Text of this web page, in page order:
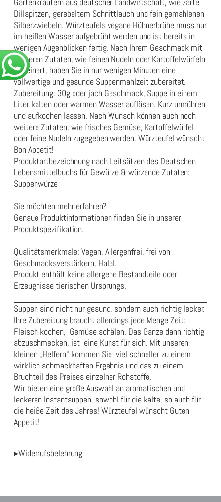
Dillspitzen, gerebeltem Schnittlauch und fein gemahlenen
Silberzwiebeln. Würzteufels vegane Hühnerbrühe muss nur
im heißen Wasser aufgebrüht werden und ist bereits in
wenigen Augenblicken fertig. Nach Ihrem Geschmack mit
weiteren Zutaten, wie feinen Nudeln oder Kartoffelwürfeln
verfeinert, haben Sie in nur wenigen Minuten eine
vollwertige und gesunde Suppenmahlzeit zubereitet.
Zubereitung: 30g oder jach Geschmack, Suppe in einem
Liter kalten oder warmen Wasser auflösen. Kurz umrühren
und aufkochen lassen. Nach Wunsch können auch noch
weitere Zutaten, wie frisches Gemüse, Kartoffelwürfel
oder feine Nudeln zugegeben werden. Würzteufel wünscht
Bon Appetit!
Produktartbezeichnung nach Leitsätzen des Deutschen
Lebensmittelbuchs für Gewürze & würzende Zutaten:
Suppenwürze
Sie möchten mehr erfahren?
Genaue Produktinformationen finden Sie in unserer
Produktspezifikation.
Qualitätsmerkmale: Vegan, Allergenfrei, frei von
Geschmacksverstärkern, Halal.
Produkt enthält keine allergene Bestandteile oder
Erzeugnisse tierischen Ursprungs.
Suppen sind nicht nur gesund, sondern auch richtig lecker.
Ihre Zubereitung braucht allerdings jede Menge Zeit:
Fleisch kochen, Gemüse schälen. Das Ganze dann richtig
abzuschmecken, ist eine Kunst für sich. Mit unseren
kleinen „Helfern“ kommen Sie viel schneller zu einem
wirklich schmackhaften Ergebnis und das zu einem
Bruchteil des Preises einzelner Rohstoffe.
Wir bieten eine große Auswahl an aromatischen und
leckeren Instantsuppen, sowohl für die kalte, so auch für
die heiße Zeit des Jahres! Würzteufel wünscht Guten
Appetit!
▸Widerrufsbelehrung